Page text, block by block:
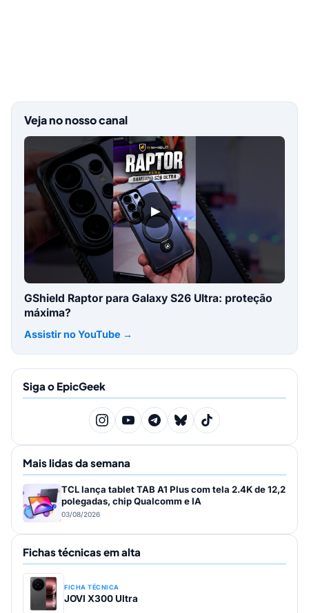
Veja no nosso canal
▶
GShield Raptor para Galaxy S26 Ultra: proteção
máxima?
Assistir no YouTube →
Siga o EpicGeek
Mais lidas da semana
TCL lança tablet TAB A1 Plus com tela 2.4K de 12,2
polegadas, chip Qualcomm e IA
03/08/2026
Fichas técnicas em alta
FICHA TÉCNICA
JOVI X300 Ultra